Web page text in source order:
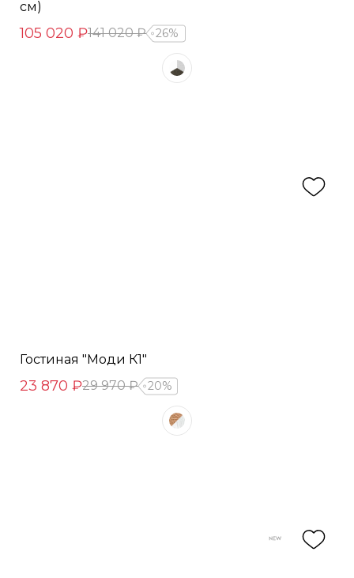
см)
105 020 ₽141 020 ₽ 26%
Гостиная "Моди К1"
23 870 ₽29 970 ₽ 20%